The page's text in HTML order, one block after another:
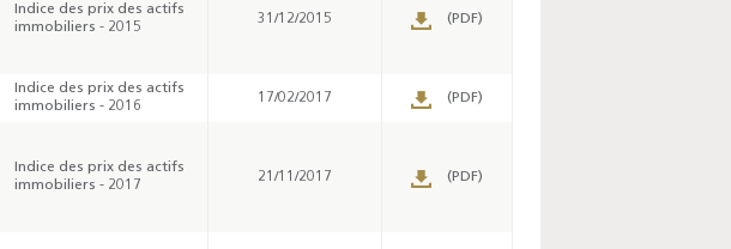
Indice des prix des actifs
immobiliers - 2015
31/12/2015 (PDF)
Indice des prix des actifs
immobiliers - 2016
17/02/2017 (PDF)
Indice des prix des actifs
immobiliers - 2017
21/11/2017 (PDF)